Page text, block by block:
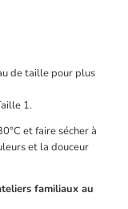
de taille pour plus
1.
et faire sécher à
et la douceur
familiaux au